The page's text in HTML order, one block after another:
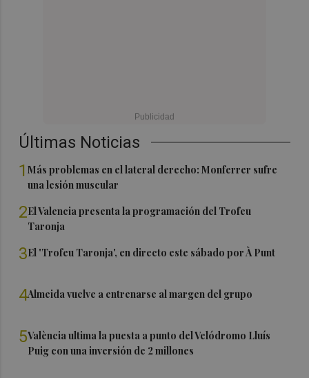
Últimas Noticias
1Más problemas en el lateral derecho: Monferrer sufre
una lesión muscular
2El Valencia presenta la programación del Trofeu
Taronja
3El 'Trofeu Taronja', en directo este sábado por À Punt
4Almeida vuelve a entrenarse al margen del grupo
5València ultima la puesta a punto del Velódromo Lluís
Puig con una inversión de 2 millones